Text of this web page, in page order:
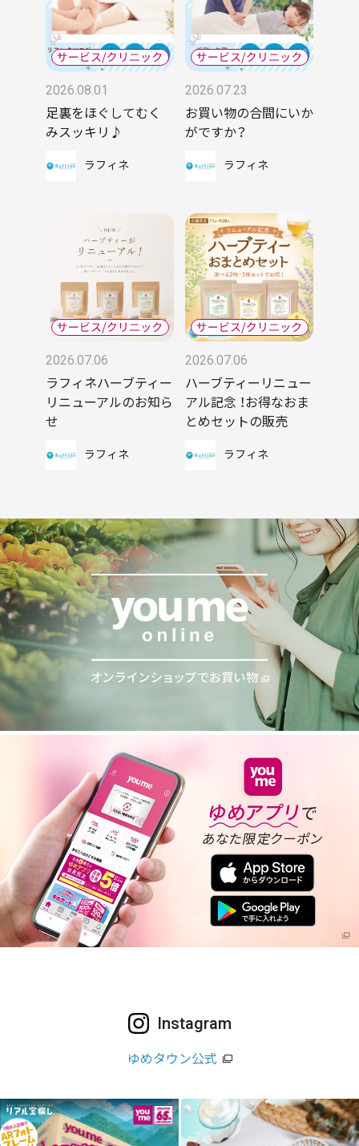
2026.08.01
足裏をほぐしてむく
みスッキリ♪
ラフィネ
2026.07.23
お買い物の合間にいか
がですか？
ラフィネ
2026.07.06
ラフィネハーブティー
リニューアルのお知ら
せ
ラフィネ
2026.07.06
ハーブティーリニュー
アル記念 ！お得なおま
とめセットの販売
ラフィネ
Instagram
ゆめタウン公式